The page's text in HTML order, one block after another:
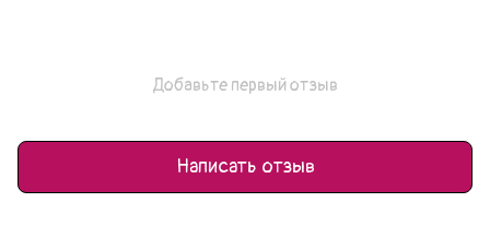
Добавьте первый отзыв
Написать отзыв